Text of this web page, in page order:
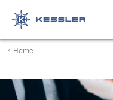
Kessler
Home